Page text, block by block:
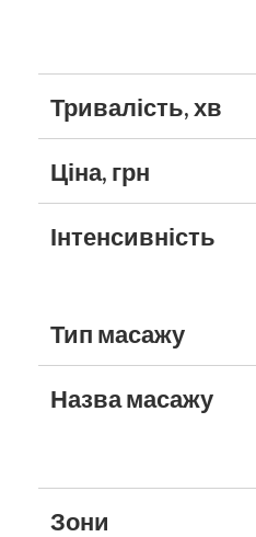
Тривалість, хв
Ціна, грн
Інтенсивність
Тип масажу
Назва масажу
Зони